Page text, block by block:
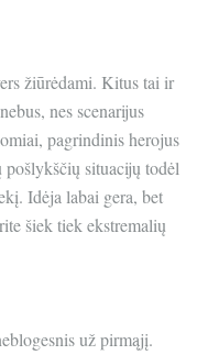
žiūrėdami. Kitus tai ir
nes scenarijus
pagrindinis herojus
situacijų todėl
Idėja labai gera, bet
šiek tiek ekstremalių
už pirmąjį.